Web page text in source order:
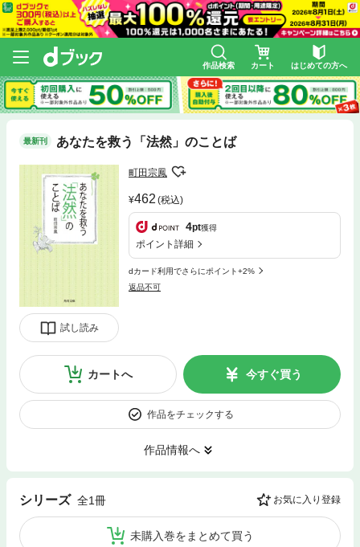
作品検索 カート はじめての方へ
最新刊 あなたを救う「法然」のことば
試し読み
町田宗鳳
462 (税込)
4pt獲得
ポイント詳細
dカード利用でさらにポイント+2%
返品不可
カートへ 今すぐ買う
作品をチェックする
作品情報へ
シリーズ 全1冊 お気に入り登録
未購入巻をまとめて買う